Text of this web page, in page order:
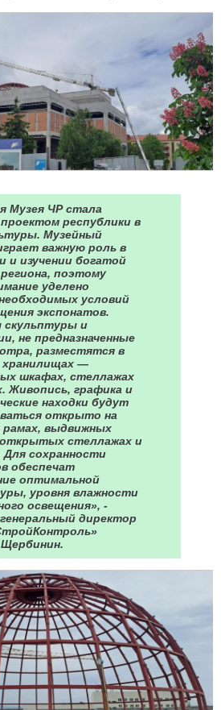
Музея ЧР стала
республики в
Музейный
важную роль в
и изучении богатой
поэтому
уделено
условий
экспонатов.
и
не предназначенные
разместятся в
—
шкафах, стеллажах
Живопись, графика и
находки будут
открыто на
выдвижных
открытых стеллажах и
Для сохранности
обеспечат
оптимальной
уровня влажности
освещения», -
генеральный директор